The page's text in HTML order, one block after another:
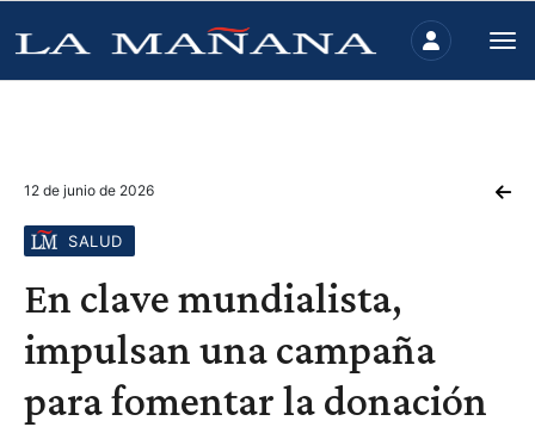
12 de junio de 2026
SALUD
En clave mundialista,
impulsan una campaña
para fomentar la donación